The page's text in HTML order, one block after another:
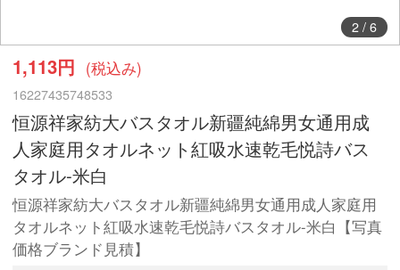
2/ 6
1,113円 (税込み)
16227435748533
恒源祥家紡大バスタオル新疆純綿男女通用成
人家庭用タオルネット紅吸水速乾毛悦詩バス
タオル-米白
恒源祥家紡大バスタオル新疆純綿男女通用成人家庭用
タオルネット紅吸水速乾毛悦詩バスタオル-米白【写真
価格ブランド見積】